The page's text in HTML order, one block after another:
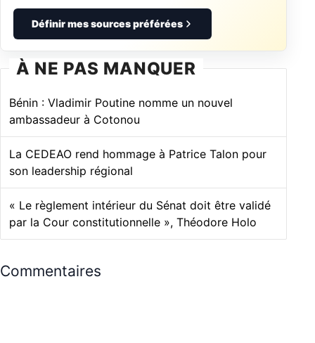
Définir mes sources préférées
À NE PAS MANQUER
Bénin : Vladimir Poutine nomme un nouvel
ambassadeur à Cotonou
La CEDEAO rend hommage à Patrice Talon pour
son leadership régional
« Le règlement intérieur du Sénat doit être validé
par la Cour constitutionnelle », Théodore Holo
Commentaires